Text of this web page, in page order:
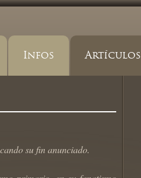
Infos Artículos
su fin anunciado.